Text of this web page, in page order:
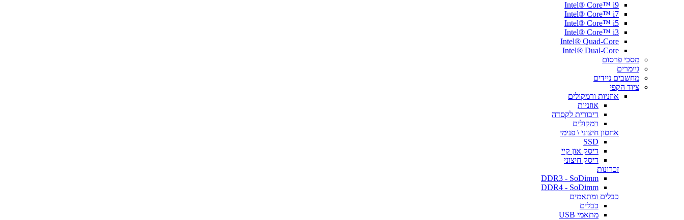
Intel® Core™ i9
Intel® Core™ i7
Intel® Core™ i5
Intel® Core™ i3
Intel® Quad-Core
Intel® Dual-Core
מסכי פרסום
גיימרים
מחשבים ניידים
ציוד הקפי
אוזניות ורמקולים
אוזניות
דיבורית לקסדה
רמקולים
אחסון חיצוני \ פנימי
SSD
דיסק און קיי
דיסק חיצוני
זכרונות
DDR3 - SoDimm
DDR4 - SoDimm
כבלים ומתאמים
כבלים
מתאמי USB